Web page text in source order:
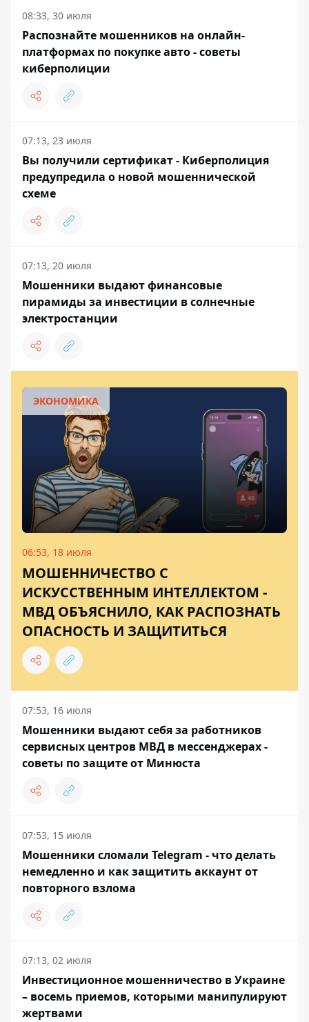
08:33, 30 июля
Распознайте мошенников на онлайн-
платформах по покупке авто - советы
киберполиции
07:13, 23 июля
Вы получили сертификат - Киберполиция
предупредила о новой мошеннической
схеме
07:13, 20 июля
Мошенники выдают финансовые
пирамиды за инвестиции в солнечные
электростанции
ЭКОНОМИКА
06:53, 18 июля
МОШЕННИЧЕСТВО С
ИСКУССТВЕННЫМ ИНТЕЛЛЕКТОМ -
МВД ОБЪЯСНИЛО, КАК РАСПОЗНАТЬ
ОПАСНОСТЬ И ЗАЩИТИТЬСЯ
07:53, 16 июля
Мошенники выдают себя за работников
сервисных центров МВД в мессенджерах -
советы по защите от Минюста
07:53, 15 июля
Мошенники сломали Telegram - что делать
немедленно и как защитить аккаунт от
повторного взлома
07:13, 02 июля
Инвестиционное мошенничество в Украине
– восемь приемов, которыми манипулируют
жертвами